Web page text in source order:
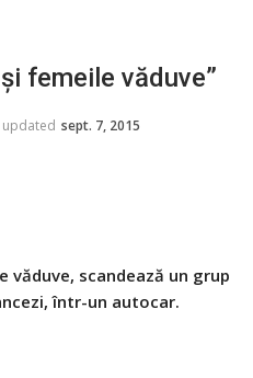
femeile văduve”
updated sept. 7, 2015
văduve, scandează un grup
într-un autocar.